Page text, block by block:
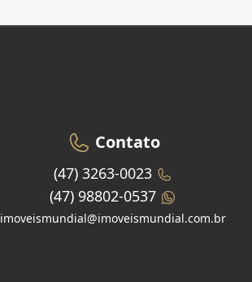
Contato
(47) 3263-0023
(47) 98802-0537
imoveismundial@imoveismundial.com.br